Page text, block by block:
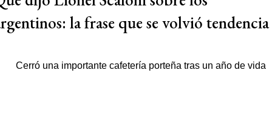
la frase que se volvió tendencia